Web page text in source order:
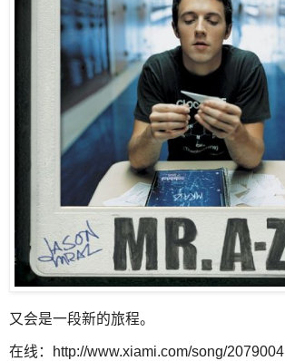
又会是一段新的旅程。
在线：http://www.xiami.com/song/2079004